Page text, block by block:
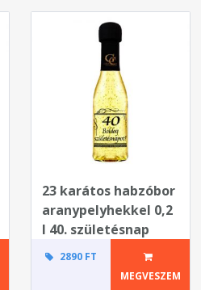
23 karátos habzóbor
aranypelyhekkel 0,2
l 40. születésnap
2890 FT
MEGVESZEM